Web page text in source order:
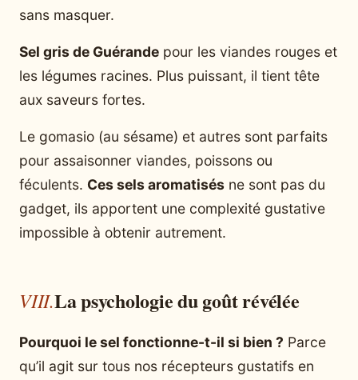
sans masquer.
Sel gris de Guérande pour les viandes rouges et
les légumes racines. Plus puissant, il tient tête
aux saveurs fortes.
Le gomasio (au sésame) et autres sont parfaits
pour assaisonner viandes, poissons ou
féculents. Ces sels aromatisés ne sont pas du
gadget, ils apportent une complexité gustative
impossible à obtenir autrement.
La psychologie du goût révélée
Pourquoi le sel fonctionne-t-il si bien ? Parce
qu’il agit sur tous nos récepteurs gustatifs en